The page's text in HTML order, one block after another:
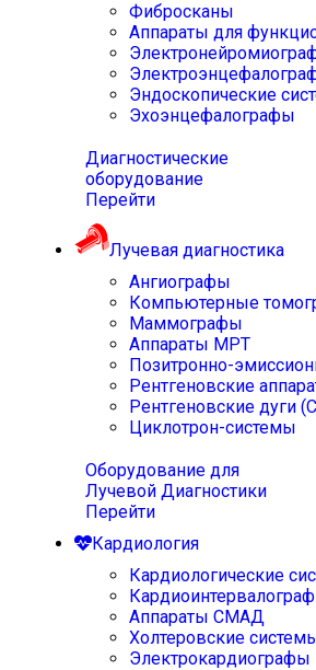
Фибросканы
Аппараты для
Эндоскопические
Эхоэнцефалографы
Диагностические
оборудование
Перейти
Лучевая диагностика
Ангиографы
Компьютерные
Маммографы
Аппараты МРТ
Позитронно-
Рентгеновские
Рентгеновские дуги
Циклотрон-системы
Оборудование для
Лучевой Диагностики
Перейти
Кардиология
Кардиологические
Аппараты СМАД
Холтеровские
Электрокардиографы